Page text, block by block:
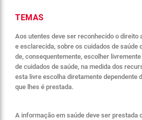
TEMAS
Aos utentes deve ser reconhecido o direito
e esclarecida, sobre os cuidados de saúde
de, consequentemente, escolher
de cuidados de saúde, na medida dos
esta livre escolha diretamente dependente
que lhes é prestada.
A informação em saúde deve ser prestada